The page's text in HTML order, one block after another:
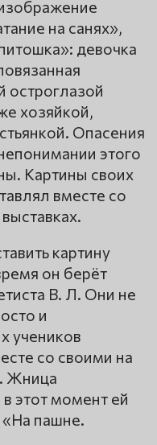
на санях»,
девочка
остроглазой
хозяйкой,
Опасения
этого
Картины своих
вместе со
картину
он берёт
В. Л. Они не
и
учеников
со своими на
Жница
этот момент ей
«На пашне.